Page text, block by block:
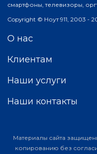
смартфоны, телевизоры,
Copyright © Ноут 911, 2003 -
О нас
Клиентам
Наши услуги
Наши контакты
Материалы сайта
копированию без